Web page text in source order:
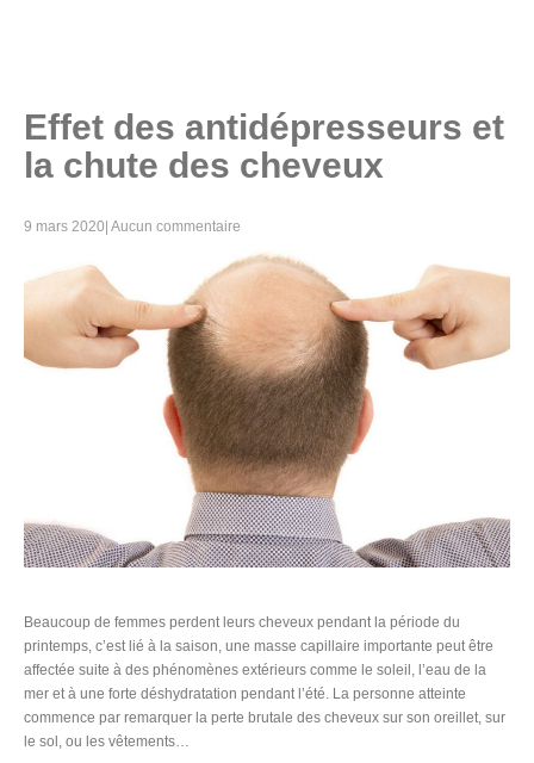
Effet des antidépresseurs et
la chute des cheveux
9 mars 2020 Aucun commentaire
Beaucoup de femmes perdent leurs cheveux pendant la période du
printemps, c’est lié à la saison, une masse capillaire importante peut être
affectée suite à des phénomènes extérieurs comme le soleil, l’eau de la
mer et à une forte déshydratation pendant l’été. La personne atteinte
commence par remarquer la perte brutale des cheveux sur son oreillet, sur
le sol, ou les vêtements…